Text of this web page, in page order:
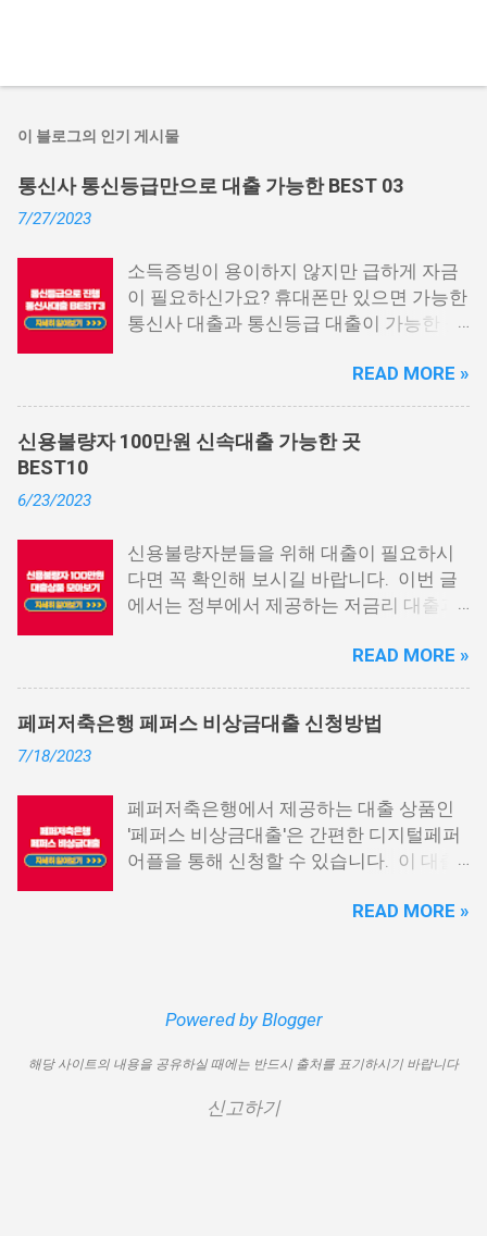
이 블로그의 인기 게시물
통신사 통신등급만으로 대출 가능한 BEST 03
7/27/2023
소득증빙이 용이하지 않지만 급하게 자금
이 필요하신가요? 휴대폰만 있으면 가능한
통신사 대출과 통신등급 대출이 가능한 곳
신사 대출이란? 급히 자금이 필요한 상황
이 발생하면, 때로는 소액 대출을 고려해야
할 수도 있습니다. 하지만 이직 준비로 인
해 무직 상태이거나 소득 증빙이 어려운 상
대출 상품은 휴대폰만 있으면 간편하게 신
청할 수 있으며, 통신 등급에 따라 대출이
가능합니다. 마치 신용등급처럼 등급별로
부 내역과 장기간에 걸쳐 통신사를 이용한
우량한 고객이면, 추가 혜택도 받을 수 있
습니다. 급히 자금이 필요한 경우, 소액 대
해야 할 수도 있습니다. 그러나 통신사 대
출을 고민해보셨다면, 무직자에게는 매우
기쁜 소식일 것입니다. 통신사 대출은 휴대
통신 사용량을 토대로 신용 등급을 부여하
다. 통신사 대출 및 통신 등급 대출이 가능
한 모바일 간편 대출 상품에 대한 안내를
가능한 곳 BEST03 1. 핀크 생활비 대출 핀
READ MORE »
신용불량자 100만원 신속대출 가능한 곳
BEST10
6/23/2023
신용불량자분들을 위해 대출이 필요하시
다면 꼭 확인해 보시길 바랍니다. 이번 글
에서는 정부에서 제공하는 저금리 대출과
상위 10개 상품을 추천해 드립니다. 📌 목
차 1. 소액생계비대출: 연체자 100만원 대
출 2. 신용회복위원회 성실상환자대출 3.
신용회복위원회 비대면 간편대출 4. 햇살
7. 국민행복기금 소액대출 8. 웰컴저축은
행 웰컴희망대출 9. 미래크레디트대부 10.
신용불량자 자동차담보대출 11. 결론 1. 소
생계비대출은 2023년 3월부터 시작된 정
니다. 단, 한정된 예산으로 가장 취약한 계
대 100만원으로 제한됩니다. 대출 기간은
1년이며, 대출금에 대해 연 15.9%의 금리
READ MORE »
페퍼저축은행 페퍼스 비상금대출 신청방법
7/18/2023
페퍼저축은행에서 제공하는 대출 상품인
'페퍼스 비상금대출'은 간편한 디지털페퍼
어플을 통해 신청할 수 있습니다. 이 대출
출 한도를 제공하며, 프리랜서 분들과 같이
출 상품은 최대 500만원까지 대출 가능하
대출 기간은 3년으로 정해져 있으며, 대출
자격은 추정소득 증빙 가능한 모든 분들이
이용 가능합니다. 페퍼스 비상금대출 이외
READ MORE »
Powered by Blogger
해당 사이트의 내용을 공유하실 때에는 반드시 출처를 표기하시기 바랍니다
신고하기